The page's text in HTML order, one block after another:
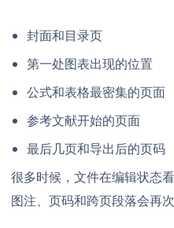
封面和目录页
第一处图表出现的位置
公式和表格最密集的页面
参考文献开始的页面
最后几页和导出后的页码
很多时候，文件在编辑状态
图注、页码和跨页段落会再次